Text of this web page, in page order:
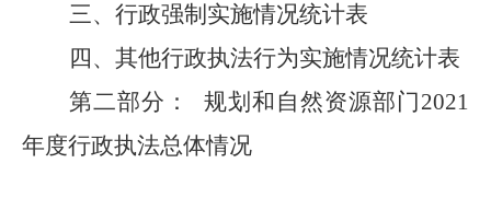
三、行政强制实施情况统计表
四、其他行政执法行为实施情况统计表
第二部分 ： 规划和自然资源部门2021
年度行政执法总体情况